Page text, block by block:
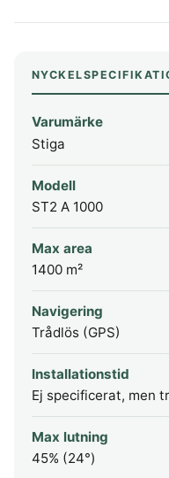
Varumärke
Stiga
Modell
ST2 A 1000
Max area
1400 m²
Navigering
Trådlös (GPS)
Installationstid
Ej specificerat, men
Max lutning
45% (24°)